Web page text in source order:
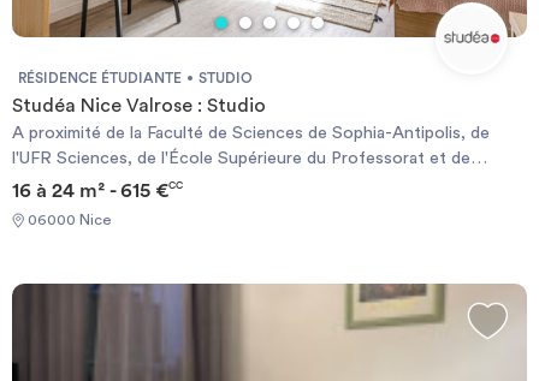
RÉSIDENCE ÉTUDIANTE STUDIO
Studéa Nice Valrose : Studio
A proximité de la Faculté de Sciences de Sophia-Antipolis, de
l'UFR Sciences, de l'École Supérieure du Professorat et de
l'Education Célestin Freinet et de l'École Nationale Supérieure
d'Art de Nice A quelques minutes à pieds du Tram 1 A proximité du
Parc Honoré d'Estienne d'Orves Commerces alimentaires à
Résidence sécurisée (vidéosurveillance, accès sécurisé...)
Présence d'un responsable de résidence En dehors des horaires
de présence des collaborateurs Nexity Studéa, une permanence
est assurée en cas d’urgence les soirs, week-ends et jours fériés.
16 à 24 m² - 615 €CC
06000 Nice